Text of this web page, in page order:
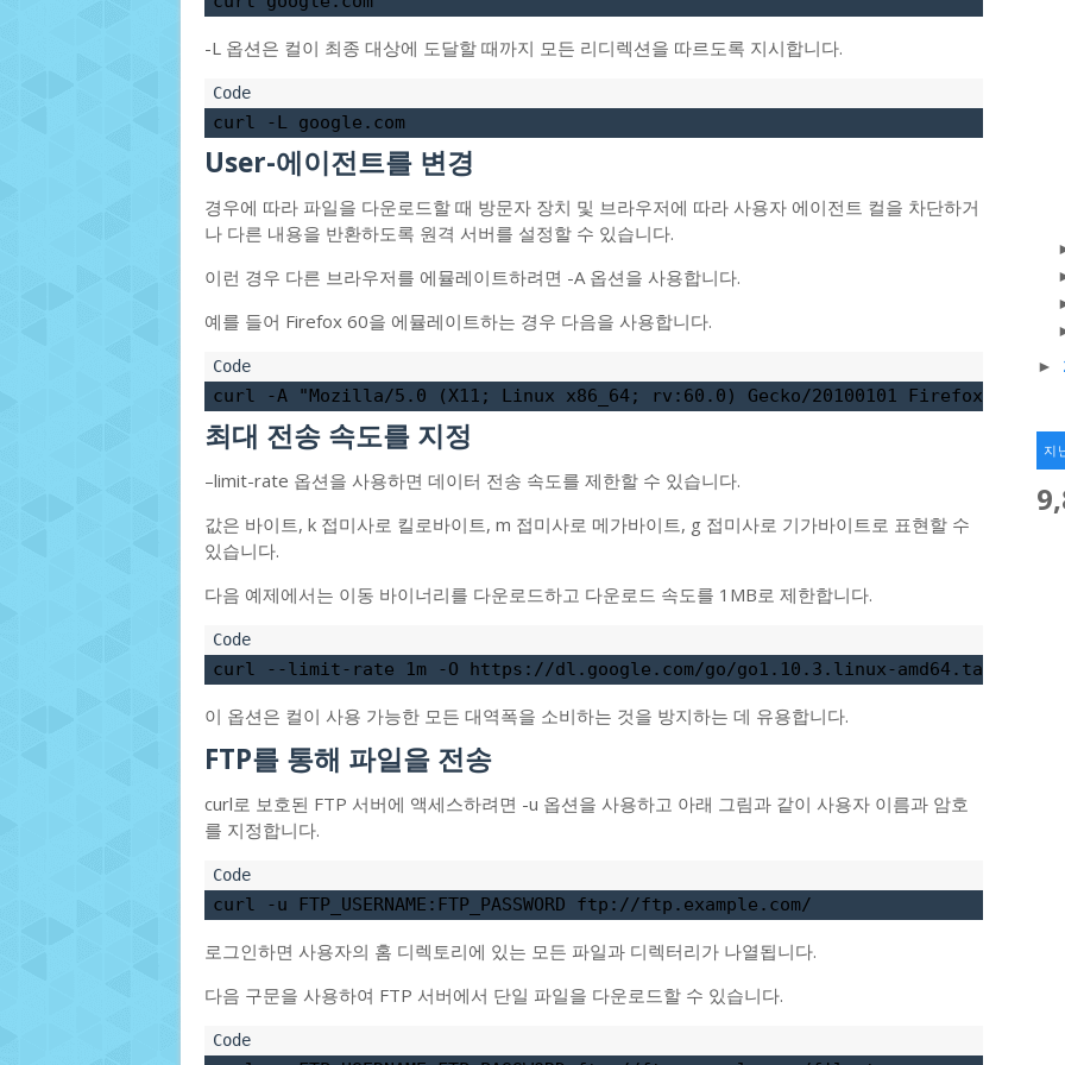
-L 옵션은 컬이 최종 대상에 도달할 때까지 모든 리디렉션을 따르도록 지시합니다.
curl -L google.com
User-에이전트를 변경
경우에 따라 파일을 다운로드할 때 방문자 장치 및 브라우저에 따라 사용자 에이전트 컬을 차단하거
나 다른 내용을 반환하도록 원격 서버를 설정할 수 있습니다.
이런 경우 다른 브라우저를 에뮬레이트하려면 -A 옵션을 사용합니다.
예를 들어 Firefox 60을 에뮬레이트하는 경우 다음을 사용합니다.
curl -A "Mozilla/5.0 (X11; Linux x86_64; rv:60.0) Gecko/20100101 Firefox/
최대 전송 속도를 지정
–limit-rate 옵션을 사용하면 데이터 전송 속도를 제한할 수 있습니다.
값은 바이트, k 접미사로 킬로바이트, m 접미사로 메가바이트, g 접미사로 기가바이트로 표현할 수
있습니다.
다음 예제에서는 이동 바이너리를 다운로드하고 다운로드 속도를 1MB로 제한합니다.
curl --limit-rate 1m -O https://dl.google.com/go/go1.10.3.linux-amd64.tar.gz
이 옵션은 컬이 사용 가능한 모든 대역폭을 소비하는 것을 방지하는 데 유용합니다.
FTP를 통해 파일을 전송
curl로 보호된 FTP 서버에 액세스하려면 -u 옵션을 사용하고 아래 그림과 같이 사용자 이름과 암호
를 지정합니다.
curl -u FTP_USERNAME:FTP_PASSWORD ftp://ftp.example.com/
로그인하면 사용자의 홈 디렉토리에 있는 모든 파일과 디렉터리가 나열됩니다.
다음 구문을 사용하여 FTP 서버에서 단일 파일을 다운로드할 수 있습니다.
►
지